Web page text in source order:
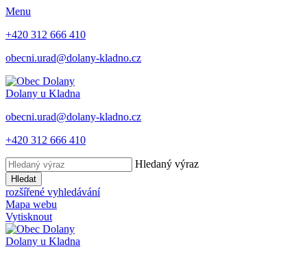
Menu
+420 312 666 410
obecni.urad@dolany-kladno.cz
Dolany u Kladna
obecni.urad@dolany-kladno.cz
+420 312 666 410
Hledaný výraz
Hledat
rozšířené vyhledávání
Mapa webu
Vytisknout
Dolany u Kladna